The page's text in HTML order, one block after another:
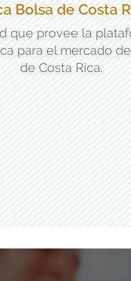
Bolsa de Costa
que provee la
para el mercado
de Costa Rica.